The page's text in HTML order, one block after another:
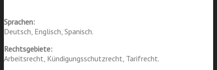
Sprachen:
Deutsch, Englisch, Spanisch.
Rechtsgebiete:
Arbeitsrecht, Kündigungsschutzrecht, Tarifrecht.